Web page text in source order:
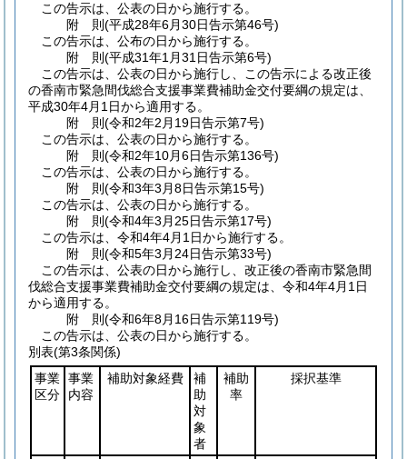
この告示は、公表の日から施行する。
附 則(平成28年6月30日告示第46号)
この告示は、公布の日から施行する。
附 則(平成31年1月31日告示第6号)
この告示は、公表の日から施行し、この告示による改正後
の香南市緊急間伐総合支援事業費補助金交付要綱の規定は、
平成30年4月1日から適用する。
附 則(令和2年2月19日告示第7号)
この告示は、公表の日から施行する。
附 則(令和2年10月6日告示第136号)
この告示は、公表の日から施行する。
附 則(令和3年3月8日告示第15号)
この告示は、公表の日から施行する。
附 則(令和4年3月25日告示第17号)
この告示は、令和4年4月1日から施行する。
附 則(令和5年3月24日告示第33号)
この告示は、公表の日から施行し、改正後の香南市緊急間
伐総合支援事業費補助金交付要綱の規定は、令和4年4月1日
から適用する。
附 則(令和6年8月16日告示第119号)
この告示は、公表の日から施行する。
別表(第3条関係)
事業
区分
事業
内容
補助対象経費
補
助
対
象
者
補助
率
採択基準